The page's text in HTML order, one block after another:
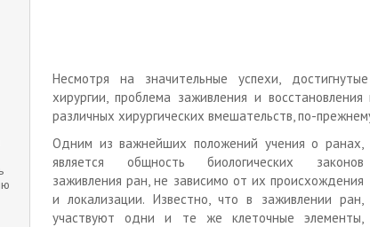
Несмотря на значительные успехи,
хирургии, проблема заживления и
различных хирургических вмешательств, по-
Одним из важнейших положений учения о ранах,
является общность биологических законов
заживления ран, не зависимо от их происхождения
и локализации. Известно, что в заживлении ран,
участвуют одни и те же клеточные элементы,